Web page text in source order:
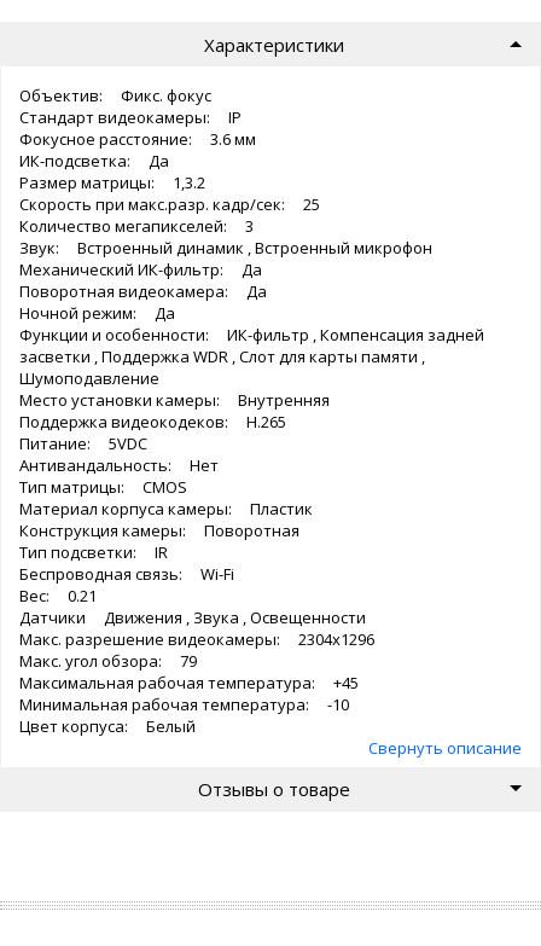
Характеристики
Объектив: Фикс. фокус
Стандарт видеокамеры: IP
Фокусное расстояние: 3.6 мм
ИК-подсветка: Да
Размер матрицы: 1,3.2
Скорость при макс.разр. кадр/сек: 25
Количество мегапикселей: 3
Звук: Встроенный динамик , Встроенный микрофон
Механический ИК-фильтр: Да
Поворотная видеокамера: Да
Ночной режим: Да
Функции и особенности: ИК-фильтр , Компенсация задней
засветки , Поддержка WDR , Слот для карты памяти ,
Шумоподавление
Место установки камеры: Внутренняя
Поддержка видеокодеков: H.265
Питание: 5VDC
Антивандальность: Нет
Тип матрицы: CMOS
Материал корпуса камеры: Пластик
Конструкция камеры: Поворотная
Тип подсветки: IR
Беспроводная связь: Wi-Fi
Вес: 0.21
Датчики Движения , Звука , Освещенности
Макс. разрешение видеокамеры: 2304x1296
Макс. угол обзора: 79
Максимальная рабочая температура: +45
Минимальная рабочая температура: -10
Цвет корпуса: Белый
Свернуть описание
Отзывы о товаре